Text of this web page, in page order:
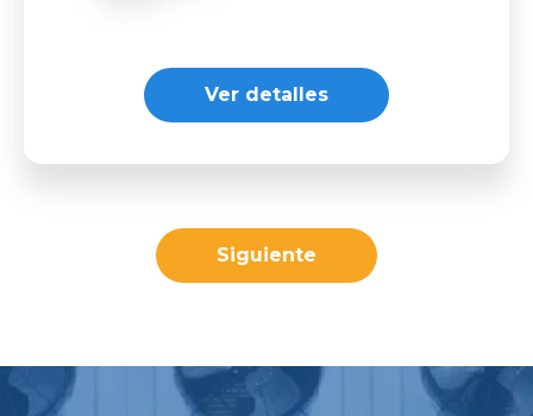
Ver detalles
Siguiente